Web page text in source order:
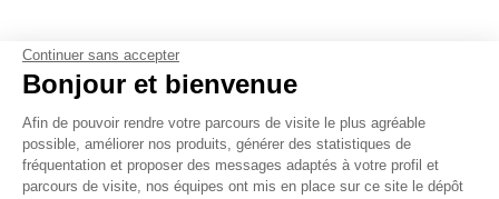
Les Données à caractère personnel collectées sont destinées à SAFI SALONS,
SARL, SIRE 380176289 ayant son siège social à 8 Rue CHAPTAL, 75009 Paris.
Conformément au Règlement (UE) 2016/679 du 27 avril 2016 sur la protection
des Données à caractère personnel et à la loi « informatique et libertés » du 6
janvier 1978 modifiée, vous bénéficiez d’un droit d’accès, de rectification,
d’effacement, de portabilité et de limitation du Traitement des Données vous
concernant ainsi que du droit de communiquer des directives sur le sort de vos
Continuer sans accepter
Bonjour et bienvenue
Afin de pouvoir rendre votre parcours de visite le plus agréable
possible, améliorer nos produits, générer des statistiques de
fréquentation et proposer des messages adaptés à votre profil et
parcours de visite, nos équipes ont mis en place sur ce site le dépôt